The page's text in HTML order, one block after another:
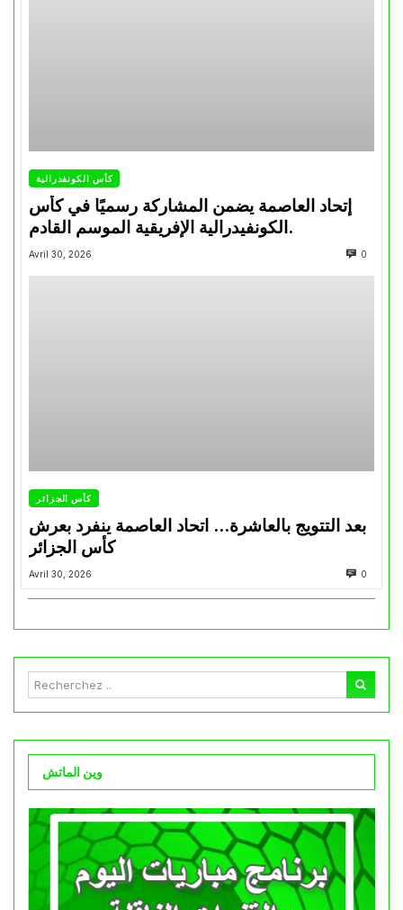
كأس الكونفدرالية
إتحاد العاصمة يضمن المشاركة رسميًا في كأس
الكونفيدرالية الإفريقية الموسم القادم.
Avril 30, 2026 0
كأس الجزائر
بعد التتويج بالعاشرة… اتحاد العاصمة ينفرد بعرش
كأس الجزائر
Avril 30, 2026 0
وين الماتش